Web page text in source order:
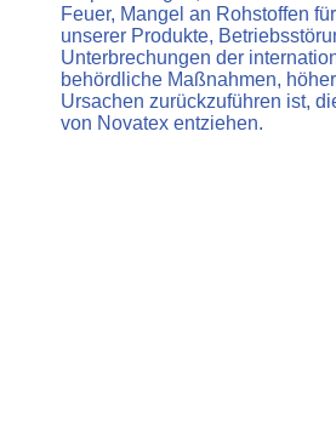
Feuer, Mangel an Rohstoffen
unserer Produkte,
Unterbrechungen der
behördliche Maßnahmen,
Ursachen zurückzuführen ist,
von Novatex entziehen.